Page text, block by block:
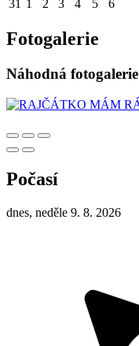
31 1 2 3 4 5 6
Fotogalerie
Náhodná fotogalerie
Počasí
dnes, neděle 9. 8. 2026